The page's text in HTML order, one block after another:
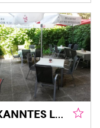
BEKANNTES LOKAL IN TOP-LAGE MIT SCHANIGARTEN